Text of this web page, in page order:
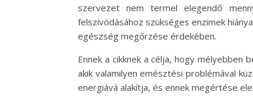
szervezet nem termel elegendő
felszívódásához szükséges enzimek
egészség megőrzése érdekében.
Ennek a cikknek a célja, hogy
akik valamilyen emésztési problémával
energiává alakítja, és ennek megértése